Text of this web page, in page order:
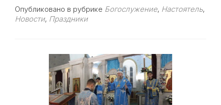
Опубликовано в рубрике Богослужение, Настоятель,
Новости, Праздники